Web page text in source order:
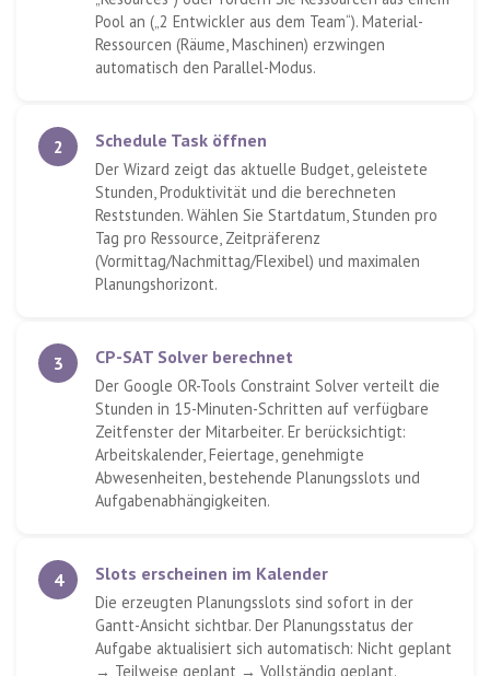
Pool an („2 Entwickler aus dem Team“). Material-
Ressourcen (Räume, Maschinen) erzwingen
automatisch den Parallel-Modus.
2 Schedule Task öffnen
Der Wizard zeigt das aktuelle Budget, geleistete
Stunden, Produktivität und die berechneten
Reststunden. Wählen Sie Startdatum, Stunden pro
Tag pro Ressource, Zeitpräferenz
(Vormittag/Nachmittag/Flexibel) und maximalen
Planungshorizont.
3 CP-SAT Solver berechnet
Der Google OR-Tools Constraint Solver verteilt die
Stunden in 15-Minuten-Schritten auf verfügbare
Zeitfenster der Mitarbeiter. Er berücksichtigt:
Arbeitskalender, Feiertage, genehmigte
Abwesenheiten, bestehende Planungsslots und
Aufgabenabhängigkeiten.
4 Slots erscheinen im Kalender
Die erzeugten Planungsslots sind sofort in der
Gantt-Ansicht sichtbar. Der Planungsstatus der
Aufgabe aktualisiert sich automatisch: Nicht geplant
→ Teilweise geplant → Vollständig geplant.